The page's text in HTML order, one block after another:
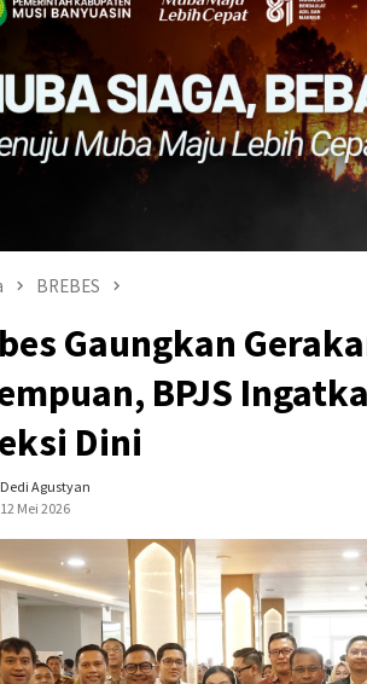
BREBES
Gaungkan
BPJS
Dini
Dedi Agustyan
12 Mei 2026